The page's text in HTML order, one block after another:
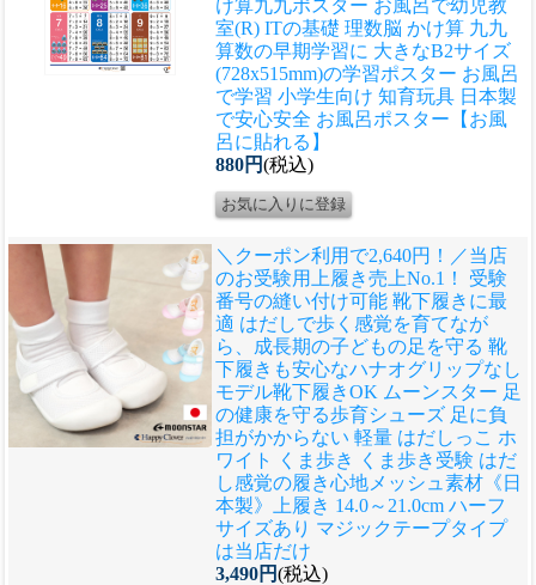
け算九九ポスター お風呂で幼児教
室(R) ITの基礎 理数脳 かけ算 九九
算数の早期学習に 大きなB2サイズ
(728x515mm)の学習ポスター お風呂
で学習 小学生向け 知育玩具 日本製
で安心安全 お風呂ポスター【お風
呂に貼れる】
880円(税込)
＼クーポン利用で2,640円！／当店
のお受験用上履き売上No.1！ 受験
番号の縫い付け可能 靴下履きに最
適 はだしで歩く感覚を育てなが
ら、成長期の子どもの足を守る 靴
下履きも安心なハナオグリップなし
モデル靴下履きOK ムーンスター 足
の健康を守る歩育シューズ 足に負
担がかからない 軽量 はだしっこ ホ
ワイト くま歩き くま歩き受験 はだ
し感覚の履き心地メッシュ素材《日
本製》上履き 14.0～21.0cm ハーフ
サイズあり マジックテープタイプ
は当店だけ
3,490円(税込)